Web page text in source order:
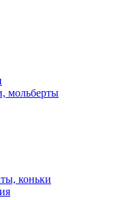
мольберты
коньки